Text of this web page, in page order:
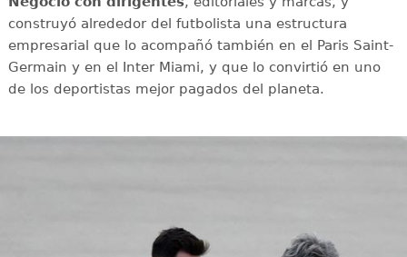
construyó alrededor del futbolista una estructura
empresarial que lo acompañó también en el Paris Saint-
Germain y en el Inter Miami, y que lo convirtió en uno
de los deportistas mejor pagados del planeta.